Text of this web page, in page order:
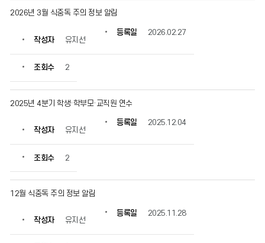
2026년 3월 식중독 주의 정보 알림
작성자 유지선
등록일 2026.02.27
조회수 2
2025년 4분기 학생·학부모·교직원 연수
작성자 유지선
등록일 2025.12.04
조회수 2
12월 식중독 주의 정보 알림
작성자 유지선
등록일 2025.11.28